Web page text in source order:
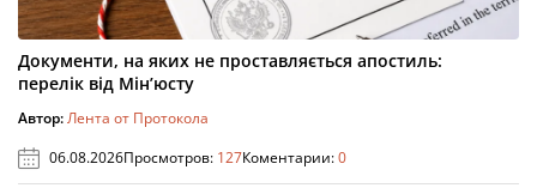
Документи, на яких не проставляється апостиль:
перелік від Мін’юсту
Автор:Лента от Протокола
06.08.2026Просмотров: 127Коментарии:0